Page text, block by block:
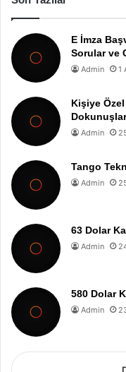
E İmza
Sorular ve
Admin 1
Kişiye
Dokunuşlar
Admin
Tango
Admin
63 Dolar
Admin
580 Dolar
Admin